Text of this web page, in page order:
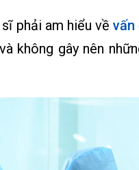
phải am hiểu vềvấn
không gây nên